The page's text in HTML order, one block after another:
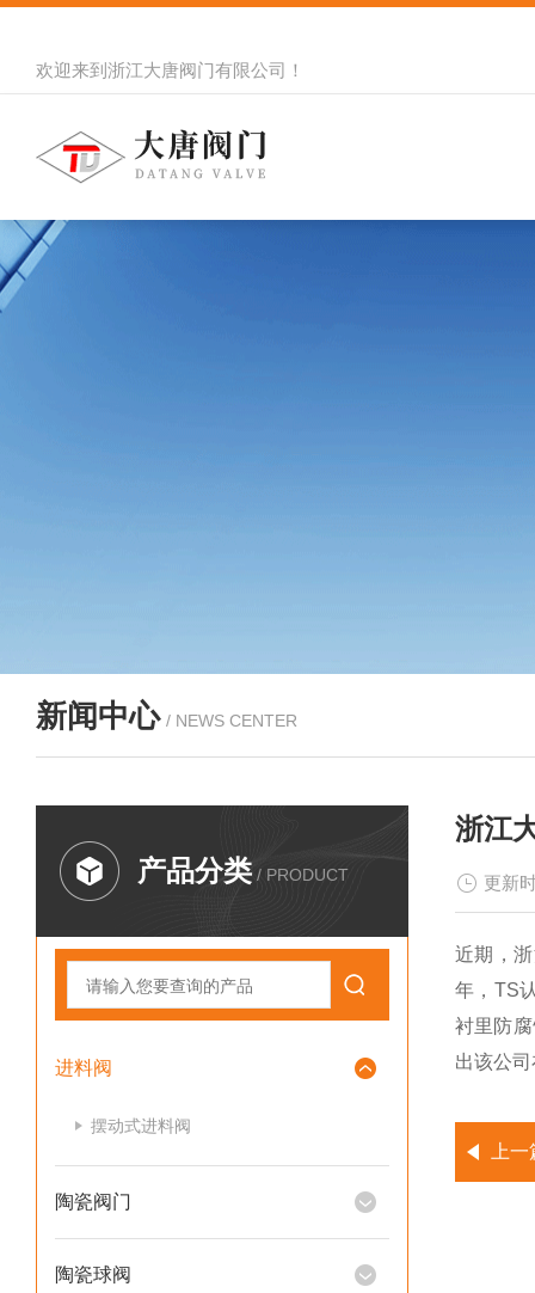
欢迎来到 浙江大唐阀门有限公司 ！
新闻中心 / NEWS CENTER
产品分类 / PRODUCT
进料阀
摆动式进料阀
陶瓷阀门
陶瓷球阀
浙江
更新
近期，
年，TS
衬里防
出该公
上